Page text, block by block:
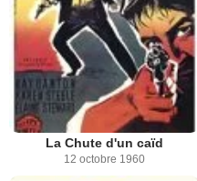
La Chute d'un caïd
12 octobre 1960